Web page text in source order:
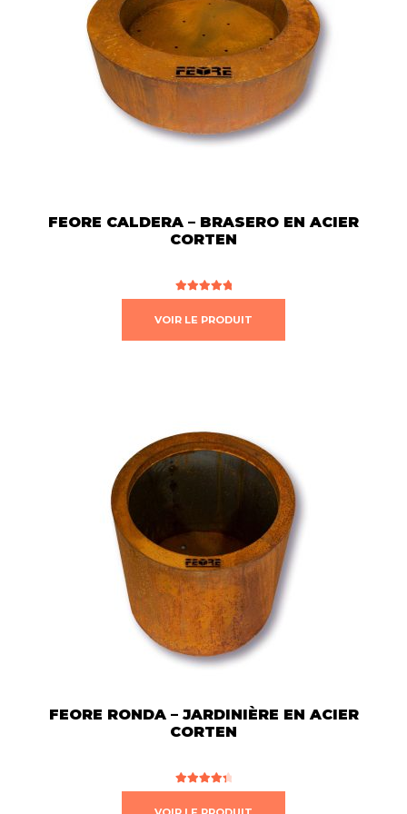
FEORE CALDERA – BRASERO EN ACIER
CORTEN
Note5.00
sur 5
VOIR LE PRODUIT
FEORE RONDA – JARDINIÈRE EN ACIER
CORTEN
Note4.50
sur 5